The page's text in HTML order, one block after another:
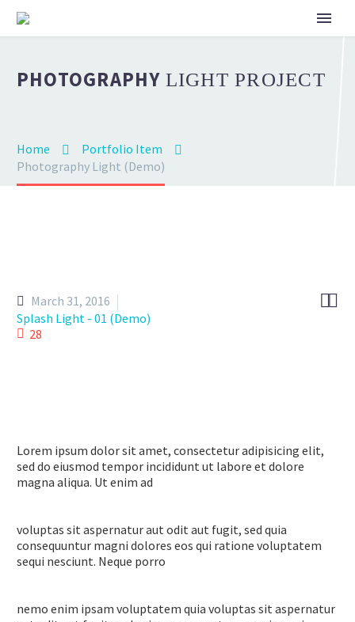
PHOTOGRAPHY LIGHT PROJECT
Home
Portfolio Item
Photography Light (Demo)

March 31, 2016
Splash Light - 01 (Demo)
28
Lorem ipsum dolor sit amet, consectetur adipisicing elit,
sed do eiusmod tempor incididunt ut labore et dolore
magna aliqua. Ut enim ad
voluptas sit aspernatur aut odit aut fugit, sed quia
consequuntur magni dolores eos qui ratione voluptatem
sequi nesciunt. Neque porro
nemo enim ipsam voluptatem quia voluptas sit aspernatur